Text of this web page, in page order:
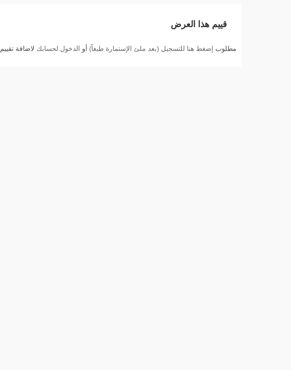
قييم هذا العرض
مطلوب إضغط هنا للتسجيل (بعد ملئ الإستمارة طبعاً) أو الدخول لحسابك لاضافة تقييم